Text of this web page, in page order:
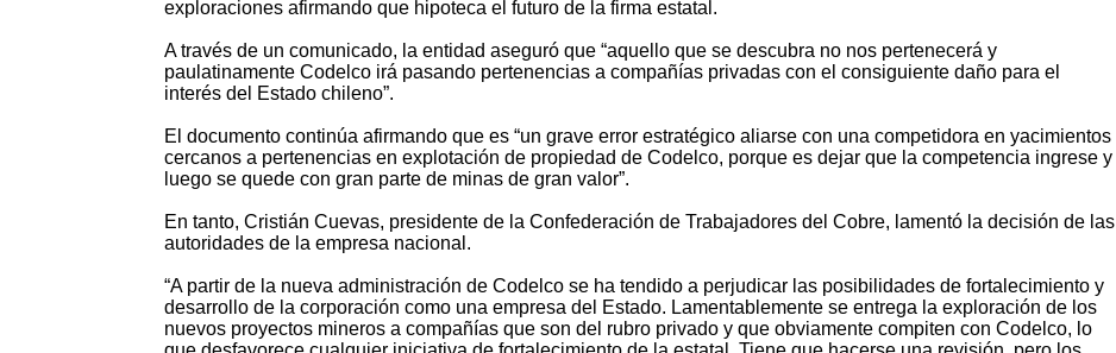
exploraciones afirmando que hipoteca el futuro de la firma estatal.
A través de un comunicado, la entidad aseguró que “aquello que se descubra no nos pertenecerá y
paulatinamente Codelco irá pasando pertenencias a compañías privadas con el consiguiente daño para el
interés del Estado chileno”.
El documento continúa afirmando que es “un grave error estratégico aliarse con una competidora en yacimientos
cercanos a pertenencias en explotación de propiedad de Codelco, porque es dejar que la competencia ingrese y
luego se quede con gran parte de minas de gran valor”.
En tanto, Cristián Cuevas, presidente de la Confederación de Trabajadores del Cobre, lamentó la decisión de las
autoridades de la empresa nacional.
“A partir de la nueva administración de Codelco se ha tendido a perjudicar las posibilidades de fortalecimiento y
desarrollo de la corporación como una empresa del Estado. Lamentablemente se entrega la exploración de los
nuevos proyectos mineros a compañías que son del rubro privado y que obviamente compiten con Codelco, lo